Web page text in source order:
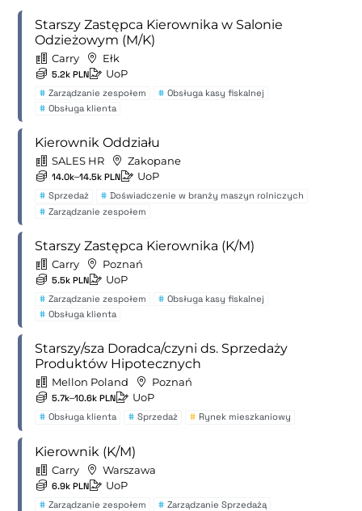
Starszy Zastępca Kierownika w Salonie
Odzieżowym (M/K)
Carry Ełk
5.2k PLN UoP
# Zarządzanie zespołem # Obsługa kasy fiskalnej
# Obsługa klienta
Kierownik Oddziału
SALES HR Zakopane
14.0k–14.5k PLN UoP
# Sprzedaż # Doświadczenie w branży maszyn rolniczych
# Zarządzanie zespołem
Starszy Zastępca Kierownika (K/M)
Carry Poznań
5.5k PLN UoP
# Zarządzanie zespołem # Obsługa kasy fiskalnej
# Obsługa klienta
Starszy/sza Doradca/czyni ds. Sprzedaży
Produktów Hipotecznych
Mellon Poland Poznań
5.7k–10.6k PLN UoP
# Obsługa klienta # Sprzedaż # Rynek mieszkaniowy
Kierownik (K/M)
Carry Warszawa
6.9k PLN UoP
# Zarządzanie zespołem # Zarządzanie Sprzedażą